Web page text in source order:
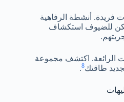
فريدة. أنشطة الرفاهية
للضيوف استكشاف
الرائعة. اكتشف مجموعة
طاقتك8
.